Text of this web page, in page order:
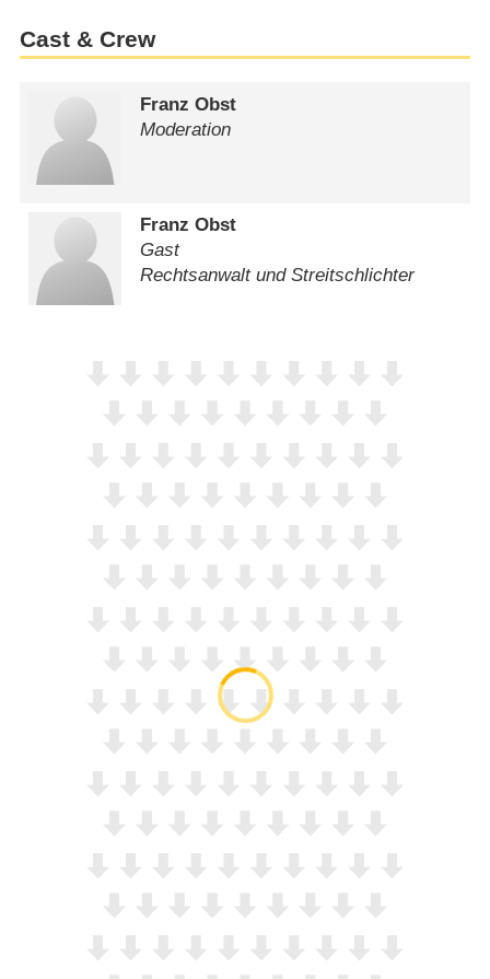
Cast & Crew
Franz Obst
Moderation
Franz Obst
Gast
Rechtsanwalt und Streitschlichter